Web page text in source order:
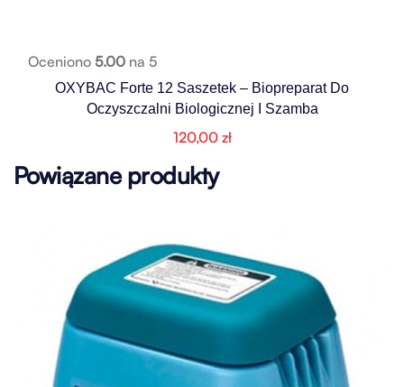
Oceniono 5.00 na 5
OXYBAC Forte 12 Saszetek – Biopreparat Do
Oczyszczalni Biologicznej I Szamba
120,00 zł
Powiązane produkty